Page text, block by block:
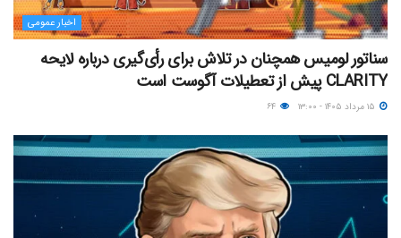
اخبار عمومی
سناتور لومیس همچنان در تلاش برای رأی‌گیری درباره لایحه
CLARITY پیش از تعطیلات آگوست است